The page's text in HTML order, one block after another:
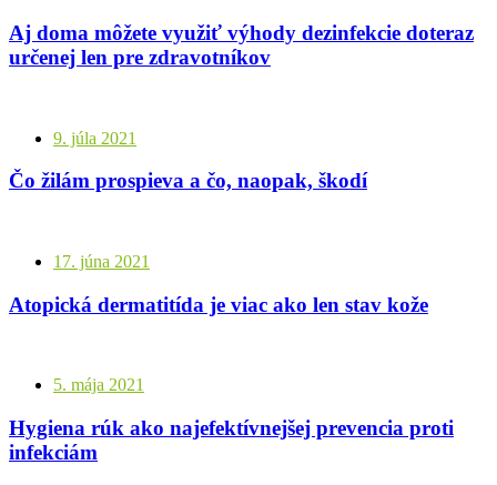
Aj doma môžete využiť výhody dezinfekcie doteraz
určenej len pre zdravotníkov
9. júla 2021
Čo žilám prospieva a čo, naopak, škodí
17. júna 2021
Atopická dermatitída je viac ako len stav kože
5. mája 2021
Hygiena rúk ako najefektívnejšej prevencia proti
infekciám